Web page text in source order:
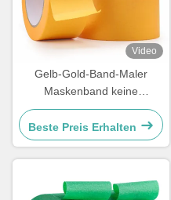
Video
Gelb-Gold-Band-Maler
Maskenband keine
Rückstände für den Schutz
der Farbe Schild
Beste Preis Erhalten